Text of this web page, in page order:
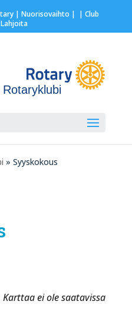
| Nuorisovaihto | | Club
» Syyskokous
Karttaa ei ole saatavissa